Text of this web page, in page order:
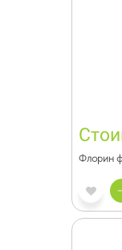
Флорин